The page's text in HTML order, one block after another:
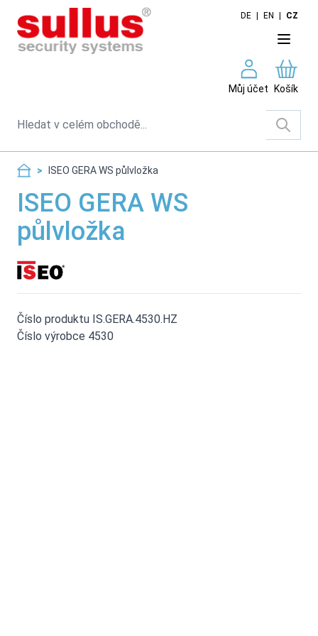
Skip to Content
DE EN CZ
Můj účet Košík
Search
> ISEO GERA WS půlvložka
ISEO GERA WS
půlvložka
Číslo produktu IS.GERA.4530.HZ
Číslo výrobce 4530